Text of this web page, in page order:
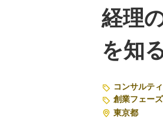
経理
を知
コンサルテ
創業フェー
東京都